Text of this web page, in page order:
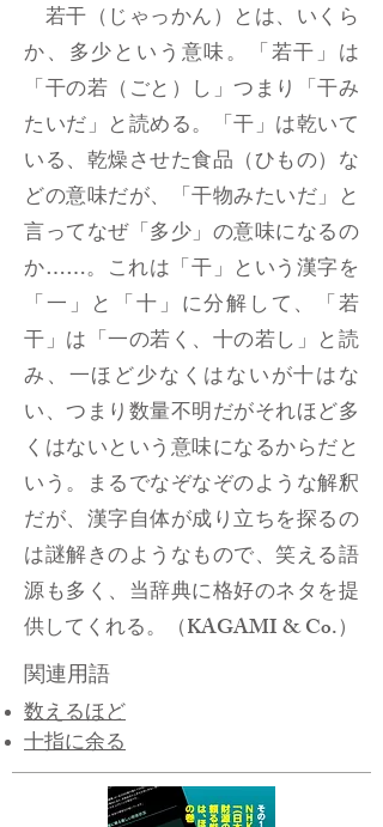
若干（じゃっかん）とは、いくら
か、多少という意味。「若干」は
「干の若（ごと）し」つまり「干み
たいだ」と読める。「干」は乾いて
いる、乾燥させた食品（ひもの）な
どの意味だが、「干物みたいだ」と
言ってなぜ「多少」の意味になるの
か……。これは「干」という漢字を
「一」と「十」に分解して、「若
干」は「一の若く、十の若し」と読
み、一ほど少なくはないが十はな
い、つまり数量不明だがそれほど多
くはないという意味になるからだと
いう。まるでなぞなぞのような解釈
だが、漢字自体が成り立ちを探るの
は謎解きのようなもので、笑える語
源も多く、当辞典に格好のネタを提
供してくれる。（KAGAMI & Co.）
関連用語
​​数えるほど
十指に余る